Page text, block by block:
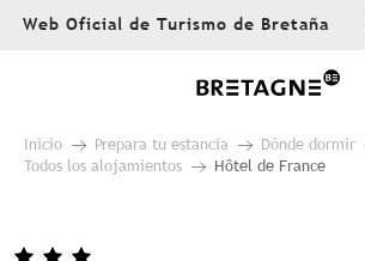
AllerWeb Oficial de Turismo de Bretaña
Inicio Prepara tu estancia
Dónde dormir
Todos los alojamientos
Hôtel de France